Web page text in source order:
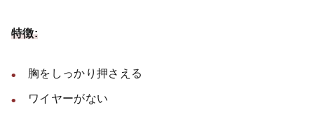
特徴:
胸をしっかり押さえる
ワイヤーがない